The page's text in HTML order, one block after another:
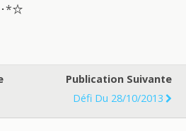
･*☆
Publication Suivante
Défi Du 28/10/2013